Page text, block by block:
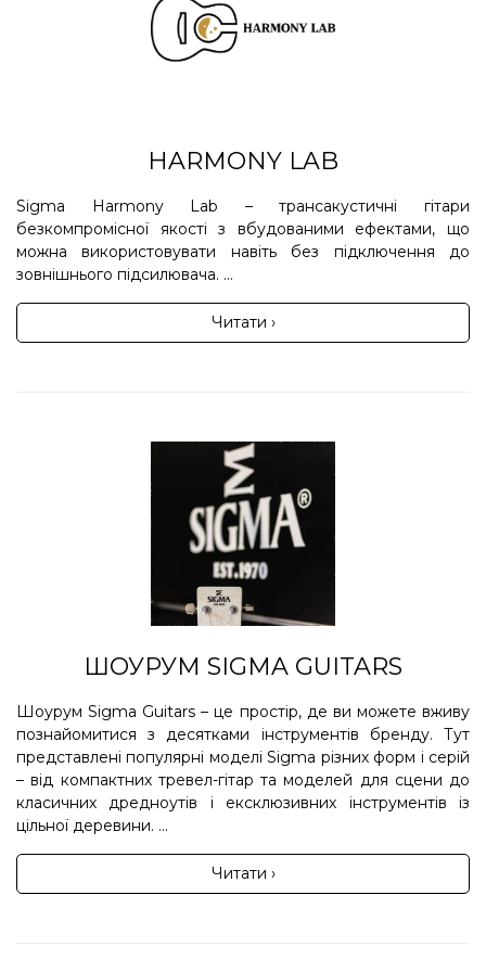
HARMONY LAB
Sigma Harmony Lab – трансакустичні гітари
безкомпромісної якості з вбудованими ефектами, що
можна використовувати навіть без підключення до
зовнішнього підсилювача. ...
Читати ›
ШОУРУМ SIGMA GUITARS
Шоурум Sigma Guitars – це простір, де ви можете вживу
познайомитися з десятками інструментів бренду. Тут
представлені популярні моделі Sigma різних форм і серій
– від компактних тревел-гітар та моделей для сцени до
класичних дредноутів і ексклюзивних інструментів із
цільної деревини. ...
Читати ›